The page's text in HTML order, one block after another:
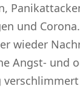
und
wieder
Angst- und